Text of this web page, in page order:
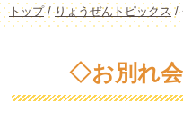
現
在
トップ/りょうぜんトピックス /
◇お別れ